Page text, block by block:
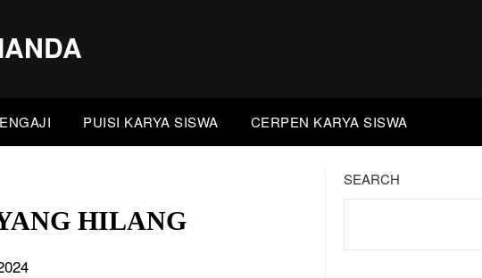
PUISI KARYA SISWA CERPEN KARYA SISWA
HILANG
SEARCH